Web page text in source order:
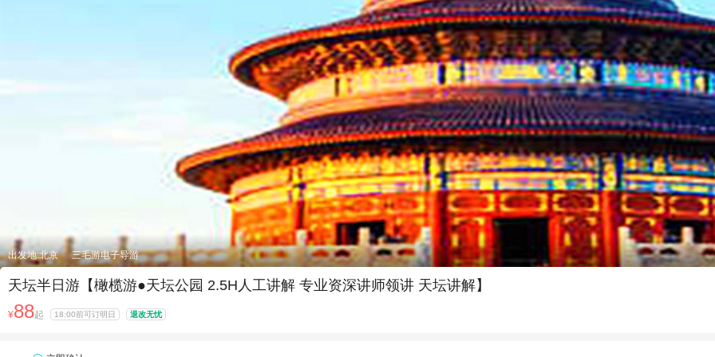
出发地:北京 三毛游电子导游
天坛半日游【橄榄游●天坛公园 2.5H人工讲解 专业资深讲师领讲 天坛讲解】
¥88起 18:00前可订明日 退改无忧